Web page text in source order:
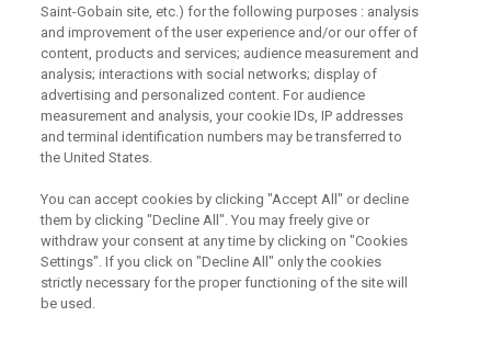
Odebírejte náš newsletter
Užitečné odkazy
Právní Podmínky
Souhlas se zpracováním osobních údajů k marketingovým
účelům
Saint-Gobain Construction Products
Saint-Gobain site, etc.) for the following purposes : analysis
and improvement of the user experience and/or our offer of
content, products and services; audience measurement and
analysis; interactions with social networks; display of
advertising and personalized content. For audience
measurement and analysis, your cookie IDs, IP addresses
and terminal identification numbers may be transferred to
the United States.
You can accept cookies by clicking "Accept All" or decline
them by clicking "Decline All". You may freely give or
withdraw your consent at any time by clicking on "Cookies
Settings". If you click on "Decline All" only the cookies
strictly necessary for the proper functioning of the site will
be used.